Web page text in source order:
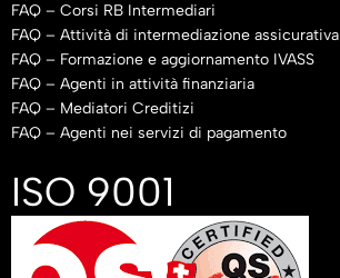
FAQ – Corsi RB Intermediari
FAQ – Attività di intermediazione assicurativa
FAQ – Formazione e aggiornamento IVASS
FAQ – Agenti in attività finanziaria
FAQ – Mediatori Creditizi
FAQ – Agenti nei servizi di pagamento
ISO 9001